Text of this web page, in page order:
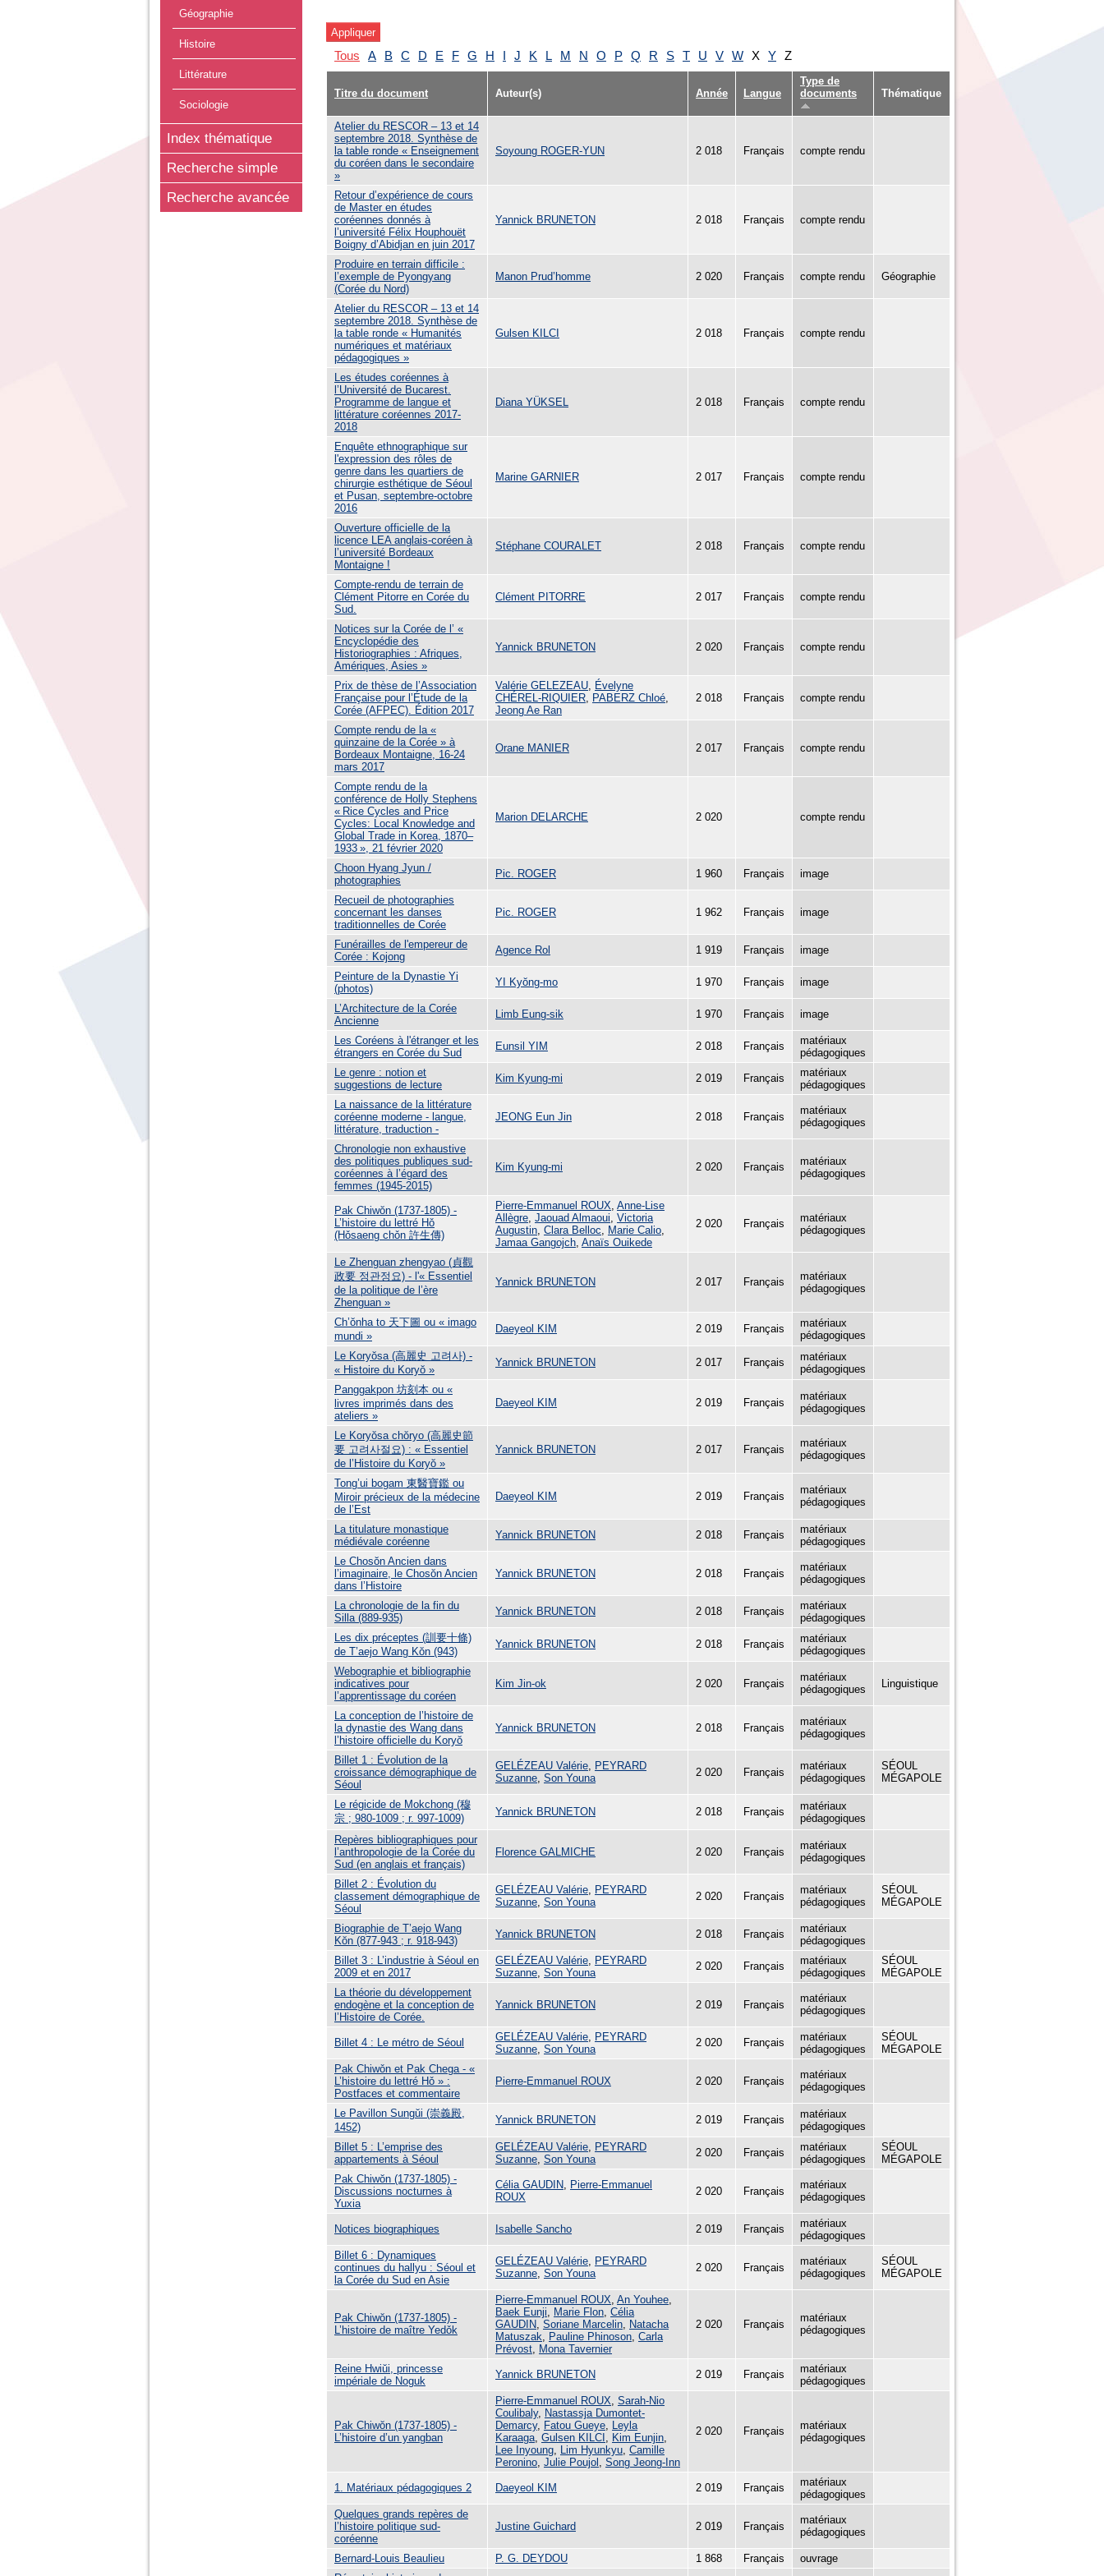
Géographie
Histoire
Littérature
Sociologie
Index thématique
Recherche simple
Recherche avancée
Tous A B C D E F G H I J K L M N O P Q R S T U V W X Y Z
Titre du document Auteur(s) Année Langue
Type de
documents
Thématique
Atelier du RESCOR – 13 et 14
septembre 2018. Synthèse de
la table ronde « Enseignement
du coréen dans le secondaire
»
Soyoung ROGER-YUN 2 018 Français compte rendu
Retour d’expérience de cours
de Master en études
coréennes donnés à
l’université Félix Houphouët
Boigny d’Abidjan en juin 2017
Yannick BRUNETON 2 018 Français compte rendu
Produire en terrain difficile :
l’exemple de Pyongyang
(Corée du Nord)
Manon Prud’homme 2 020 Français compte rendu Géographie
Atelier du RESCOR – 13 et 14
septembre 2018. Synthèse de
la table ronde « Humanités
numériques et matériaux
pédagogiques »
Gulsen KILCI 2 018 Français compte rendu
Les études coréennes à
l’Université de Bucarest.
Programme de langue et
littérature coréennes 2017-
2018
Diana YÜKSEL 2 018 Français compte rendu
Enquête ethnographique sur
l'expression des rôles de
genre dans les quartiers de
chirurgie esthétique de Séoul
et Pusan, septembre-octobre
2016
Marine GARNIER 2 017 Français compte rendu
Ouverture officielle de la
licence LEA anglais-coréen à
l’université Bordeaux
Montaigne !
Stéphane COURALET 2 018 Français compte rendu
Compte-rendu de terrain de
Clément Pitorre en Corée du
Sud.
Clément PITORRE 2 017 Français compte rendu
Notices sur la Corée de l’ «
Encyclopédie des
Historiographies : Afriques,
Amériques, Asies »
Yannick BRUNETON 2 020 Français compte rendu
Prix de thèse de l’Association
Française pour l’Étude de la
Corée (AFPEC). Édition 2017
Valérie GELEZEAU
Évelyne
CHÉREL-RIQUIER
PABERZ Chloé
Jeong Ae Ran
2 018 Français compte rendu
Compte rendu de la «
quinzaine de la Corée » à
Bordeaux Montaigne, 16-24
mars 2017
Orane MANIER 2 017 Français compte rendu
Compte rendu de la
conférence de Holly Stephens
« Rice Cycles and Price
Cycles: Local Knowledge and
Global Trade in Korea, 1870–
1933 », 21 février 2020
Marion DELARCHE 2 020 compte rendu
Choon Hyang Jyun /
photographies
Pic. ROGER 1 960 Français image
Recueil de photographies
concernant les danses
traditionnelles de Corée
Pic. ROGER 1 962 Français image
Funérailles de l'empereur de
Corée : Kojong
Agence Rol 1 919 Français image
Peinture de la Dynastie Yi
(photos)
YI Kyŏng-mo 1 970 Français image
L’Architecture de la Corée
Ancienne
Limb Eung-sik 1 970 Français image
Les Coréens à l'étranger et les
étrangers en Corée du Sud
Eunsil YIM 2 018 Français
matériaux
pédagogiques
Le genre : notion et
suggestions de lecture
Kim Kyung-mi 2 019 Français
matériaux
pédagogiques
La naissance de la littérature
coréenne moderne - langue,
littérature, traduction -
JEONG Eun Jin 2 018 Français
matériaux
pédagogiques
Chronologie non exhaustive
des politiques publiques sud-
coréennes à l’égard des
femmes (1945-2015)
Kim Kyung-mi 2 020 Français
matériaux
pédagogiques
Pak Chiwŏn (1737-1805) -
L’histoire du lettré Hǒ
(Hǒsaeng chǒn 許生傳)
Pierre-Emmanuel ROUX Anne-Lise
Allègre Jaouad Almaoui Victoria
Augustin Clara Belloc Marie Calio
Jamaa Gangojch Anaïs Ouikede
2 020 Français
matériaux
pédagogiques
Le Zhenguan zhengyao (貞觀
政要 정관정요) - l'« Essentiel
de la politique de l’ère
Zhenguan »
Yannick BRUNETON 2 017 Français
matériaux
pédagogiques
Ch’ŏnha to 天下圖 ou « imago
mundi »
Daeyeol KIM 2 019 Français
matériaux
pédagogiques
Le Koryŏsa (高麗史 고려사) -
« Histoire du Koryŏ »
Yannick BRUNETON 2 017 Français
matériaux
pédagogiques
Panggakpon 坊刻本 ou «
livres imprimés dans des
ateliers »
Daeyeol KIM 2 019 Français
matériaux
pédagogiques
Le Koryŏsa chŏryo (高麗史節
要 고려사절요) : « Essentiel
de l’Histoire du Koryŏ »
Yannick BRUNETON 2 017 Français
matériaux
pédagogiques
Tong’ui bogam 東醫寶鑑 ou
Miroir précieux de la médecine
de l’Est
Daeyeol KIM 2 019 Français
matériaux
pédagogiques
La titulature monastique
médiévale coréenne
Yannick BRUNETON 2 018 Français
matériaux
pédagogiques
Le Chosŏn Ancien dans
l’imaginaire, le Chosŏn Ancien
dans l’Histoire
Yannick BRUNETON 2 018 Français
matériaux
pédagogiques
La chronologie de la fin du
Silla (889-935)
Yannick BRUNETON 2 018 Français
matériaux
pédagogiques
Les dix préceptes (訓要十條)
de T’aejo Wang Kŏn (943)
Yannick BRUNETON 2 018 Français
matériaux
pédagogiques
Webographie et bibliographie
indicatives pour
l’apprentissage du coréen
Kim Jin-ok 2 020 Français
matériaux
pédagogiques
Linguistique
La conception de l’histoire de
la dynastie des Wang dans
l’histoire officielle du Koryŏ
Yannick BRUNETON 2 018 Français
matériaux
pédagogiques
Billet 1 : Évolution de la
croissance démographique de
Séoul
GELÉZEAU Valérie
PEYRARD
Suzanne Son Youna 2 020 Français
matériaux
pédagogiques
SÉOUL
MÉGAPOLE
Le régicide de Mokchong (穆
宗 ; 980-1009 ; r. 997-1009)
Yannick BRUNETON 2 018 Français
matériaux
pédagogiques
Repères bibliographiques pour
l’anthropologie de la Corée du
Sud (en anglais et français)
Florence GALMICHE 2 020 Français
matériaux
pédagogiques
Billet 2 : Évolution du
classement démographique de
Séoul
GELÉZEAU Valérie
PEYRARD
Suzanne Son Youna 2 020 Français
matériaux
pédagogiques
SÉOUL
MÉGAPOLE
Biographie de T’aejo Wang
Kŏn (877-943 ; r. 918-943)
Yannick BRUNETON 2 018 Français
matériaux
pédagogiques
Billet 3 : L’industrie à Séoul en
2009 et en 2017
GELÉZEAU Valérie
PEYRARD
Suzanne Son Youna
2 020 Français
matériaux
pédagogiques
SÉOUL
MÉGAPOLE
La théorie du développement
endogène et la conception de
l’Histoire de Corée.
Yannick BRUNETON 2 019 Français
matériaux
pédagogiques
Billet 4 : Le métro de Séoul GELÉZEAU Valérie
PEYRARD
Suzanne Son Youna
2 020 Français
matériaux
pédagogiques
SÉOUL
MÉGAPOLE
Pak Chiwǒn et Pak Chega - «
L’histoire du lettré Hǒ » :
Postfaces et commentaire
Pierre-Emmanuel ROUX 2 020 Français
matériaux
pédagogiques
Le Pavillon Sungŭi (崇義殿,
1452)
Yannick BRUNETON 2 019 Français
matériaux
pédagogiques
Billet 5 : L’emprise des
appartements à Séoul
GELÉZEAU Valérie
PEYRARD
Suzanne Son Youna
2 020 Français
matériaux
pédagogiques
SÉOUL
MÉGAPOLE
Pak Chiwŏn (1737-1805) -
Discussions nocturnes à
Yuxia
Célia GAUDIN
Pierre-Emmanuel
ROUX
2 020 Français
matériaux
pédagogiques
Notices biographiques Isabelle Sancho 2 019 Français
matériaux
pédagogiques
Billet 6 : Dynamiques
continues du hallyu : Séoul et
la Corée du Sud en Asie
GELÉZEAU Valérie
PEYRARD
Suzanne Son Youna 2 020 Français
matériaux
pédagogiques
SÉOUL
MÉGAPOLE
Pak Chiwŏn (1737-1805) -
L’histoire de maître Yedǒk
Pierre-Emmanuel ROUX An Youhee
Baek Eunji
Marie Flon Célia
GAUDIN Soriane Marcelin
Natacha
Matuszak
Pauline Phinoson Carla
Prévost
Mona Tavernier
2 020 Français
matériaux
pédagogiques
Reine Hwiŭi, princesse
impériale de Noguk
Yannick BRUNETON 2 019 Français
matériaux
pédagogiques
Pak Chiwŏn (1737-1805) -
L’histoire d’un yangban
Pierre-Emmanuel ROUX Sarah-Nio
Coulibaly, Nastassja Dumontet-
Demarcy, Fatou Gueye
Leyla
Karaaga Gulsen KILCI Kim Eunjin
Lee Inyoung
Lim Hyunkyu Camille
Peronino Julie Poujol Song Jeong-Inn
2 020 Français
matériaux
pédagogiques
1. Matériaux pédagogiques 2 Daeyeol KIM 2 019 Français
matériaux
pédagogiques
Quelques grands repères de
l’histoire politique sud-
coréenne
Justine Guichard 2 019 Français
matériaux
pédagogiques
Bernard-Louis Beaulieu P. G. DEYDOU 1 868 Français
ouvrage